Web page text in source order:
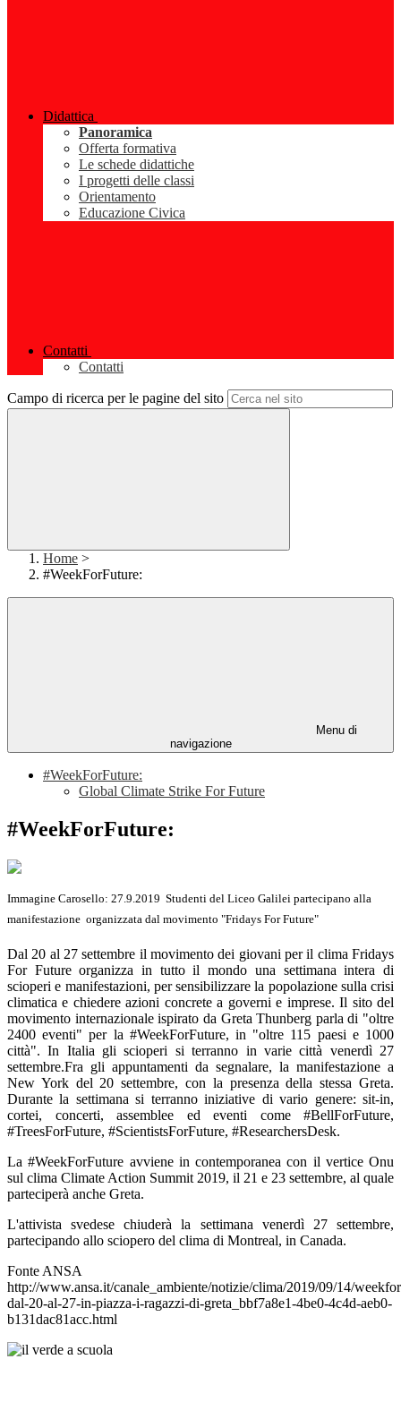
Didattica
Panoramica
Offerta formativa
Le schede didattiche
I progetti delle classi
Orientamento
Educazione Civica
Contatti
Contatti
Campo di ricerca per le pagine del sito
Home >
#WeekForFuture:
Menu di
navigazione
#WeekForFuture:
Global Climate Strike For Future
#WeekForFuture:
Immagine Carosello: 27.9.2019 Studenti del Liceo Galilei partecipano alla
manifestazione organizzata dal movimento "Fridays For Future"
Dal 20 al 27 settembre il movimento dei giovani per il clima Fridays
For Future organizza in tutto il mondo una settimana intera di
scioperi e manifestazioni, per sensibilizzare la popolazione sulla crisi
climatica e chiedere azioni concrete a governi e imprese. Il sito del
movimento internazionale ispirato da Greta Thunberg parla di "oltre
2400 eventi" per la #WeekForFuture, in "oltre 115 paesi e 1000
città". In Italia gli scioperi si terranno in varie città venerdì 27
settembre.Fra gli appuntamenti da segnalare, la manifestazione a
New York del 20 settembre, con la presenza della stessa Greta.
Durante la settimana si terranno iniziative di vario genere: sit-in,
cortei, concerti, assemblee ed eventi come #BellForFuture,
#TreesForFuture, #ScientistsForFuture, #ResearchersDesk.
La #WeekForFuture avviene in contemporanea con il vertice Onu
sul clima Climate Action Summit 2019, il 21 e 23 settembre, al quale
parteciperà anche Greta.
L'attivista svedese chiuderà la settimana venerdì 27 settembre,
partecipando allo sciopero del clima di Montreal, in Canada.
Fonte ANSA
http://www.ansa.it/canale_ambiente/notizie/clima/2019/09/14/
dal-20-al-27-in-piazza-i-ragazzi-di-greta_bbf7a8e1-4be0-4c4d-aeb0-
b131dac81acc.html